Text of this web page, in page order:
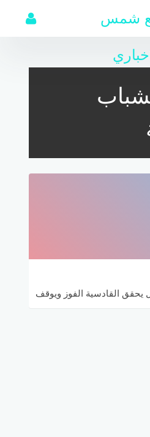
شمس
يحقق القادسية الفوز ويوقف